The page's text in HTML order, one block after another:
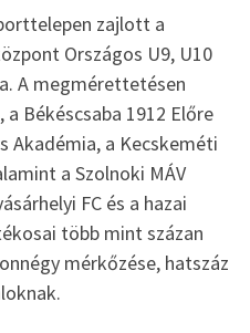
zajlott a
Országos U9, U10
A megmérettetésen
Békéscsaba 1912 Előre
Akadémia, a Kecskeméti
a Szolnoki MÁV
FC és a hazai
több mint százan
mérkőzése, hatszáz